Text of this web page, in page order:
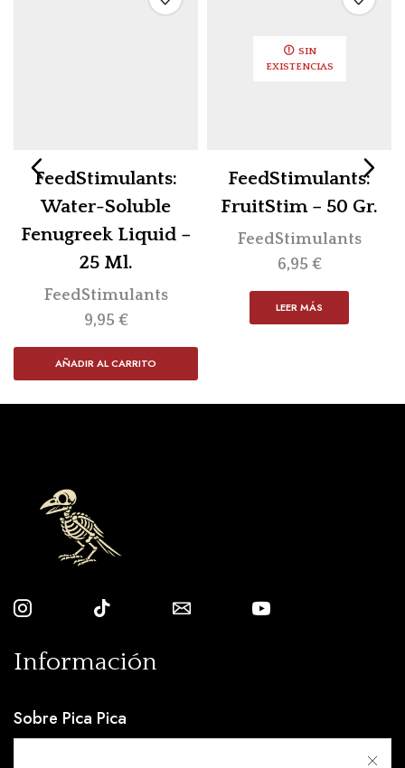
FeedStimulants:
Water-Soluble
Fenugreek Liquid –
25 Ml.
FeedStimulants
9,95 €
AÑADIR AL CARRITO
SIN
EXISTENCIAS
FeedStimulants:
FruitStim – 50 Gr.
FeedStimulants
6,95 €
LEER MÁS
Información
Sobre Pica Pica